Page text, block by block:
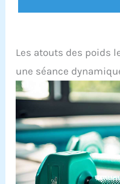
Les atouts des poids
une séance